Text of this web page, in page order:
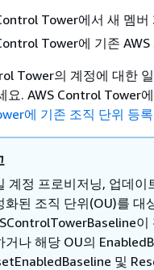
Tower에서 새 멤
Tower에 기존
Tower의 계정에 대한
요. AWS Control Tower
에 기존 조직 단위 등록
계정 프로비저닝, 업데
화된 조직 단위(OU)를 대
거나 해당 OU의
및